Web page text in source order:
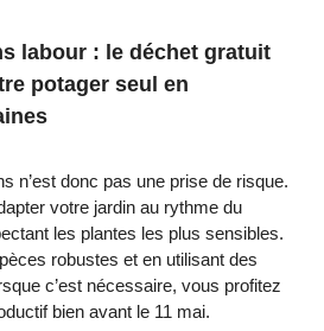
labour : le déchet gratuit
potager seul en
n’est donc pas une prise de risque.
votre jardin au rythme du
les plantes les plus sensibles.
robustes et en utilisant des
c’est nécessaire, vous profitez
bien avant le 11 mai.